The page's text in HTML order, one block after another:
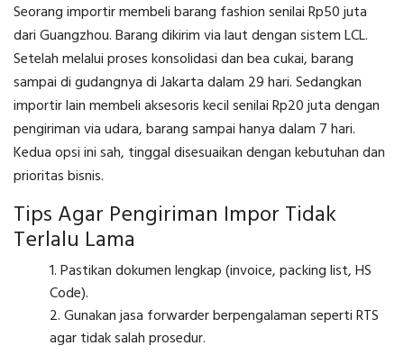
Seorang importir membeli barang fashion senilai Rp50 juta
dari Guangzhou. Barang dikirim via laut dengan sistem LCL.
Setelah melalui proses konsolidasi dan bea cukai, barang
sampai di gudangnya di Jakarta dalam 29 hari. Sedangkan
importir lain membeli aksesoris kecil senilai Rp20 juta dengan
pengiriman via udara, barang sampai hanya dalam 7 hari.
Kedua opsi ini sah, tinggal disesuaikan dengan kebutuhan dan
prioritas bisnis.
Tips Agar Pengiriman Impor Tidak
Terlalu Lama
Pastikan dokumen lengkap (invoice, packing list, HS
Code).
Gunakan jasa forwarder berpengalaman seperti RTS
agar tidak salah prosedur.